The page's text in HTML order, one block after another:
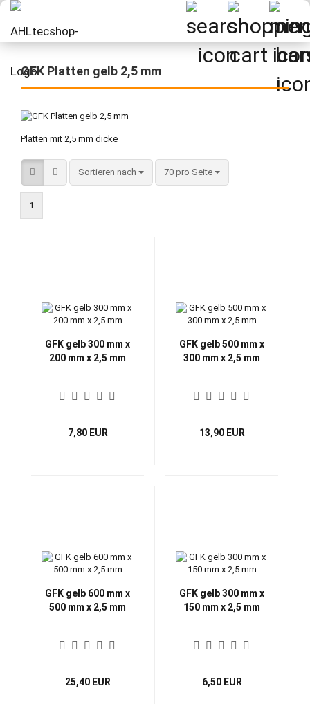
GFK Platten gelb 2,5 mm
Platten mit 2,5 mm dicke
Sortieren nach
Sortieren nach 70 pro Seite
pro Seite
1
GFK gelb 300 mm x
200 mm x 2,5 mm
7,80 EUR
GFK gelb 500 mm x
300 mm x 2,5 mm
13,90 EUR
GFK gelb 600 mm x
500 mm x 2,5 mm
25,40 EUR
GFK gelb 300 mm x
150 mm x 2,5 mm
6,50 EUR